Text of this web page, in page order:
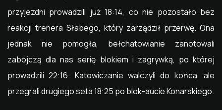
przyjezdni prowadzili już 18:14, co nie pozostało bez
reakcji trenera Słabego, który zarządził przerwę. Ona
jednak nie pomogła, bełchatowianie zanotowali
zabójczą dla nas serię blokiem i zagrywką, po której
prowadzili 22:16. Katowiczanie walczyli do końca, ale
przegrali drugiego seta 18:25 po blok-aucie Konarskiego.